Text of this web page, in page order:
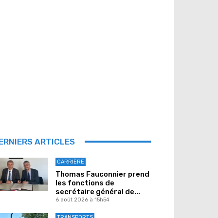
ARTICLES
CARRIÈRE
Thomas Fauconnier prend
les fonctions de
secrétaire général de...
6 août 2026 à 15h54